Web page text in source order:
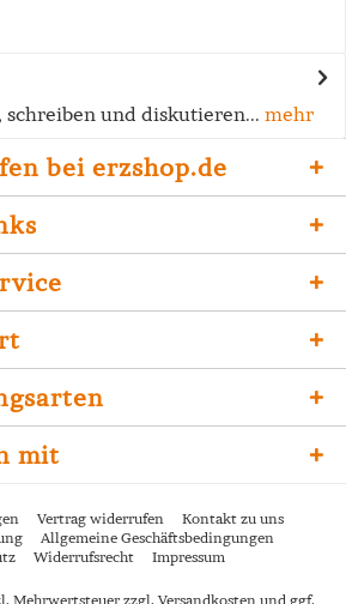
schreiben und diskutieren... mehr
bei erzshop.de
mit
Vertrag widerrufen
Kontakt zu uns
Allgemeine Geschäftsbedingungen
Widerrufsrecht Impressum
Mehrwertsteuer zzgl. Versandkosten und ggf.